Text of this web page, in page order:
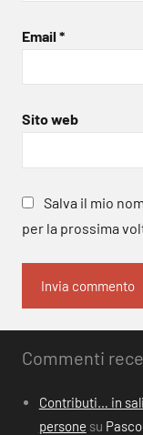
Email *
Sito web
Salva il mio
per la prossima
Commenti
Contributi… in
persone su